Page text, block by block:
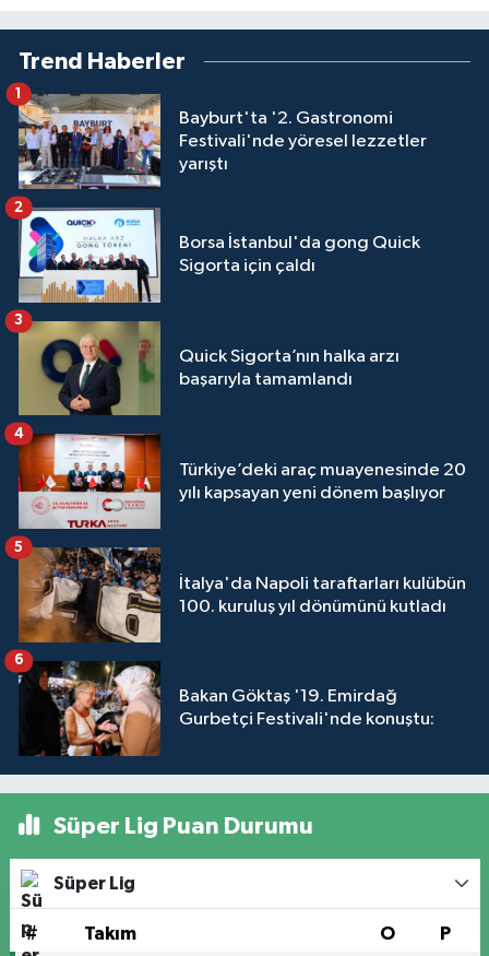
Trend Haberler
Bayburt'ta '2. Gastronomi
Festivali'nde yöresel lezzetler
yarıştı
1
Borsa İstanbul'da gong Quick
Sigorta için çaldı
2
Quick Sigorta’nın halka arzı
başarıyla tamamlandı
3
Türkiye’deki araç muayenesinde 20
yılı kapsayan yeni dönem başlıyor
4
İtalya'da Napoli taraftarları kulübün
100. kuruluş yıl dönümünü kutladı
5
Bakan Göktaş '19. Emirdağ
Gurbetçi Festivali'nde konuştu:
6
Süper Lig Puan Durumu
Süper Lig
# Takım O P